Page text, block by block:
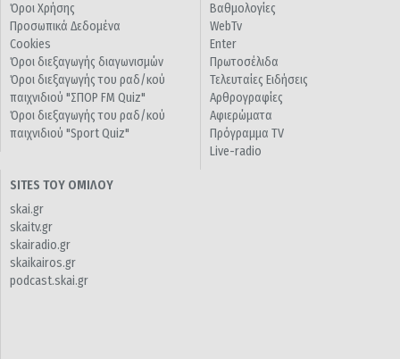
Όροι Χρήσης
Προσωπικά Δεδομένα
Cookies
Όροι διεξαγωγής διαγωνισμών
Όροι διεξαγωγής του ραδ/κού
παιχνιδιού "ΣΠΟΡ FM Quiz"
Όροι διεξαγωγής του ραδ/κού
παιχνιδιού "Sport Quiz"
Βαθμολογίες
WebTv
Enter
Πρωτοσέλιδα
Τελευταίες Ειδήσεις
Αρθρογραφίες
Αφιερώματα
Πρόγραμμα TV
Live-radio
SITES ΤΟΥ ΟΜΙΛΟΥ
skai.gr
skaitv.gr
skairadio.gr
skaikairos.gr
podcast.skai.gr